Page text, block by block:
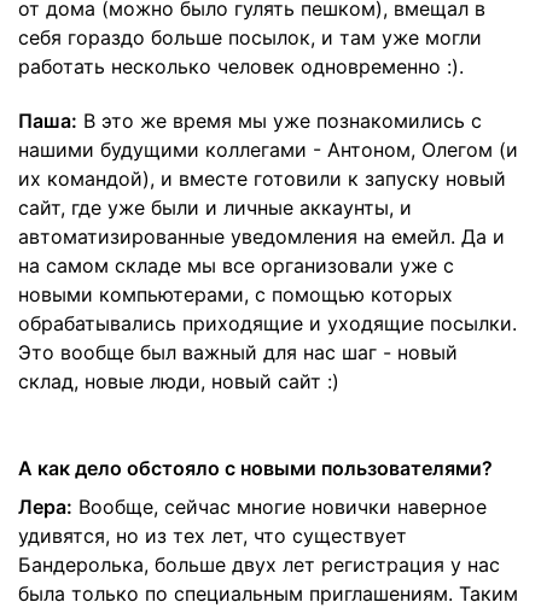
от дома (можно было гулять пешком), вмещал в
себя гораздо больше посылок, и там уже могли
работать несколько человек одновременно :).
Паша: В это же время мы уже познакомились с
нашими будущими коллегами - Антоном, Олегом (и
их командой), и вместе готовили к запуску новый
сайт, где уже были и личные аккаунты, и
автоматизированные уведомления на емейл. Да и
на самом складе мы все организовали уже с
новыми компьютерами, с помощью которых
обрабатывались приходящие и уходящие посылки.
Это вообще был важный для нас шаг - новый
склад, новые люди, новый сайт :)
А как дело обстояло с новыми пользователями?
Лера: Вообще, сейчас многие новички наверное
удивятся, но из тех лет, что существует
Бандеролька, больше двух лет регистрация у нас
была только по специальным приглашениям. Таким